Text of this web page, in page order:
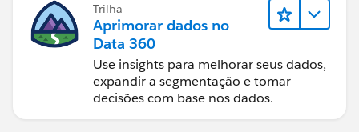
Trilha
Aprimorar dados no
Data 360
Use insights para melhorar seus dados,
expandir a segmentação e tomar
decisões com base nos dados.